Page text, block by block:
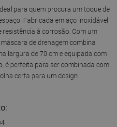
para quem procura um toque de
Fabricada em aço inoxidável
resistência à corrosão. Com um
de drenagem combina
largura de 70 cm e equipada com
é perfeita para ser combinada com
certa para um design